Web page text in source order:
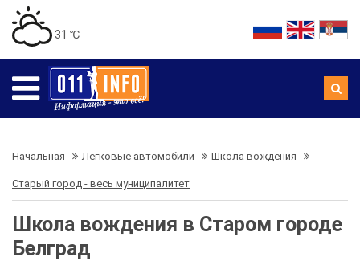
31 ℃
Начальная Легковые автомобили Школа вождения
Старый город - весь муниципалитет
Школа вождения в Старом городе
Белград